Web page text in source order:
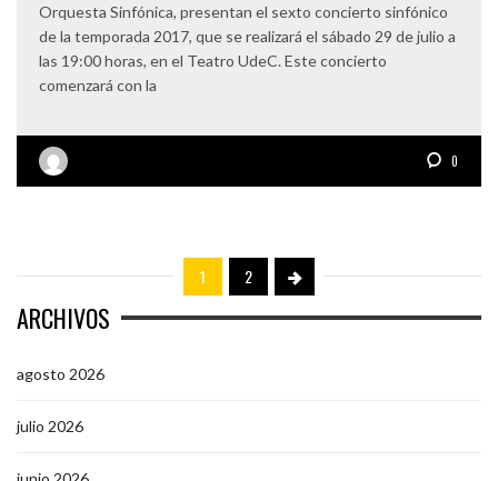
Orquesta Sinfónica, presentan el sexto concierto sinfónico
de la temporada 2017, que se realizará el sábado 29 de julio a
las 19:00 horas, en el Teatro UdeC. Este concierto
comenzará con la
0
1 2
ARCHIVOS
agosto 2026
julio 2026